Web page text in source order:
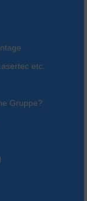
etc.
Gruppe?